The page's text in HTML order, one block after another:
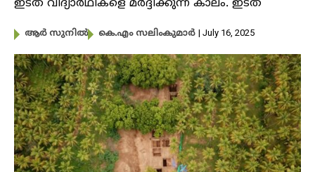
ഇടത് വിദ്യാർഥികളെ മർദ്ദിക്കുന്ന കാലം. ഇടത്
ആർ സുനിൽ കെ.എം സലിംകുമാർ | July 16, 2025